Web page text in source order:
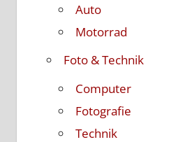
Auto
Motorrad
Foto & Technik
Computer
Fotografie
Technik